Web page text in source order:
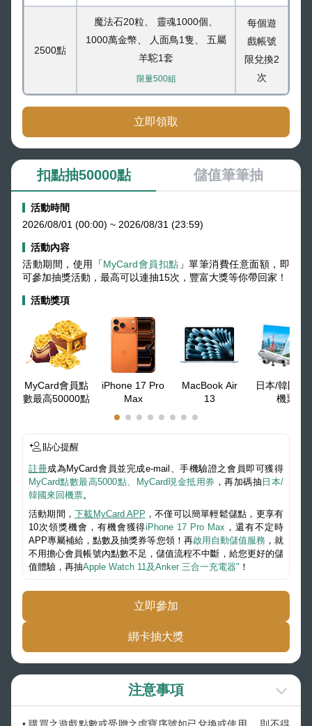
2500點
魔法石20粒、 靈魂1000個、
1000萬金幣、 人面鳥1隻、 五屬
羊駝1套
限量500組
每個遊
戲帳號
限兌換2
次
立即領取
扣點抽50000點 儲值筆筆抽
活動時間
2026/08/01 (00:00) ~ 2026/08/31 (23:59)
活動內容
活動期間，使用「MyCard會員扣點 」單筆消費任意面額，即
可參加抽獎活動，最高可以連抽15次，豐富大獎等你帶回家！
活動獎項
MyCard會員點
數最高50000點
iPhone 17 Pro
Max
MacBook Air
13
日本/韓國來
機票
貼心提醒
註冊成為MyCard會員並完成e-mail、手機驗證之會員即可獲得
MyCard點數最高5000點、MyCard現金抵用券 ，再加碼抽 日本/
韓國來回機票。
活動期間，下載MyCard APP ，不僅可以簡單輕鬆儲點，更享有
10次領獎機會，有機會獲得iPhone 17 Pro Max ，還有不定時
APP專屬補給，點數及抽獎券等您領！再啟用自動儲值服務，就
不用擔心會員帳號內點數不足，儲值流程不中斷，給您更好的儲
值體驗，再抽Apple Watch 11及Anker 三合一充電器" ！
立即參加
綁卡抽大獎
注意事項